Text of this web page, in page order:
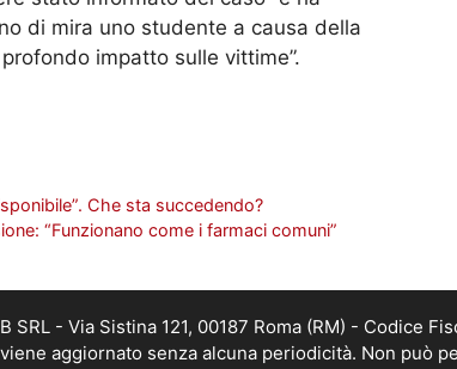
di mira uno studente a causa della
impatto sulle vittime”.
Che sta succedendo?
“Funzionano come i farmaci comuni”
- Via Sistina 121, 00187 Roma (RM) - Codice
aggiornato senza alcuna periodicità. Non può